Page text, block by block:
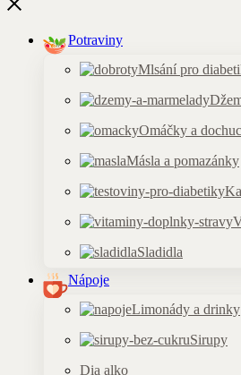
Potraviny
Mlsání pro
Omáčky a
Másla a pomazánky
Sladidla
Nápoje
Limonády a drinky
Sirupy
Dia alko